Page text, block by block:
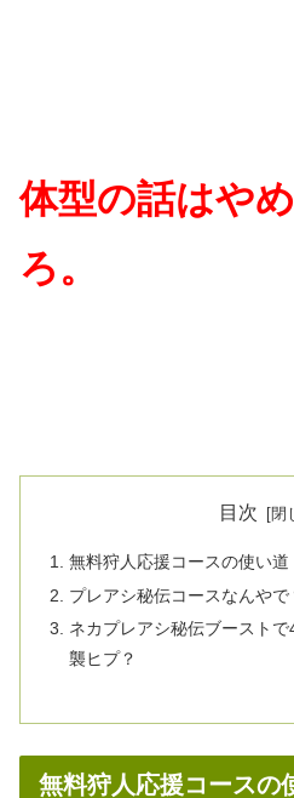
体型の話はや
ろ。
目次
無料狩人応援コースの使い道
プレアシ秘伝コースなんやで
ネカプレアシ秘伝ブースト
襲ヒプ？
無料狩人応援コースの